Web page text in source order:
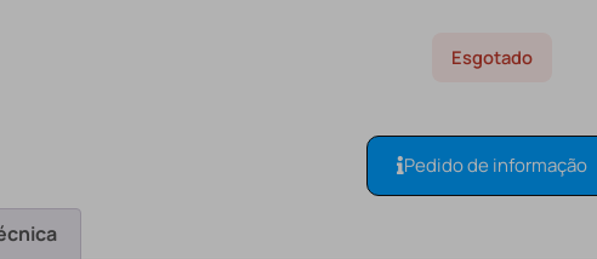
Esgotado
Pedido de informação